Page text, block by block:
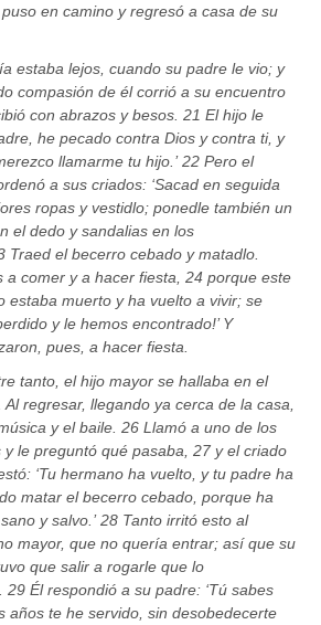
en camino y regresó a casa de su
estaba lejos, cuando su padre le vio; y
compasión de él corrió a su encuentro
con abrazos y besos. 21 El hijo le
he pecado contra Dios y contra ti, y
llamarme tu hijo.’ 22 Pero el
a sus criados: ‘Sacad en seguida
ropas y vestidlo; ponedle también un
el dedo y sandalias en los
Traed el becerro cebado y matadlo.
a comer y a hacer fiesta, 24 porque este
estaba muerto y ha vuelto a vivir; se
y le hemos encontrado!’ Y
pues, a hacer fiesta.
tanto, el hijo mayor se hallaba en el
Al regresar, llegando ya cerca de la casa,
y el baile. 26 Llamó a uno de los
y le preguntó qué pasaba, 27 y el criado
‘Tu hermano ha vuelto, y tu padre ha
matar el becerro cebado, porque ha
y salvo.’ 28 Tanto irritó esto al
mayor, que no quería entrar; así que su
que salir a rogarle que lo
29 Él respondió a su padre: ‘Tú sabes
años te he servido, sin desobedecerte